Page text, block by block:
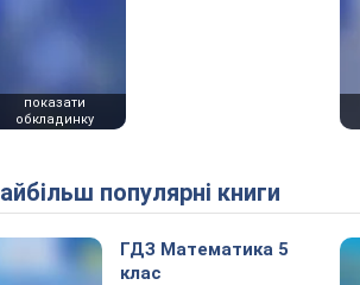
показати
обкладинку
Найбільш популярні книги
ГДЗ Математика 5
клас